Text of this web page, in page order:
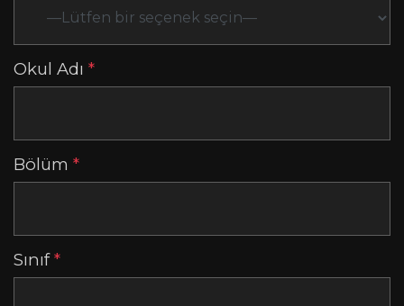
Okul Adı *
Bölüm *
Sınıf*